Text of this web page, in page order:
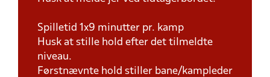
Spilletid 1x9 minutter pr. kamp
Husk at stille hold efter det tilmeldte
niveau.
Førstnævnte hold stiller bane/kampleder